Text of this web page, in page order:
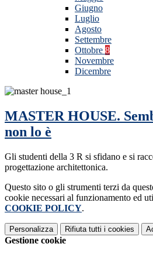
Giugno
Luglio
Agosto
Settembre
Ottobre 8
Novembre
Dicembre
MASTER HOUSE.
non lo è
Gli studenti della 3 R si sfidano e si
progettazione architettonica.
Questo sito o gli strumenti terzi da
cookie necessari al funzionamento ed
COOKIE POLICY.
Personalizza Rifiuta tutti i cookies
Gestione cookie